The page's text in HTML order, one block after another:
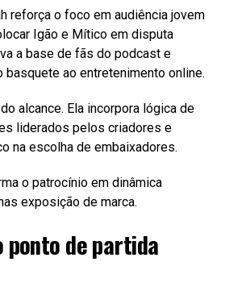
reforça o foco em audiência jovem
Igão e Mítico em disputa
a base de fãs do podcast e
basquete ao entretenimento online.
alcance. Ela incorpora lógica de
liderados pelos criadores e
na escolha de embaixadores.
o patrocínio em dinâmica
exposição de marca.
de partida